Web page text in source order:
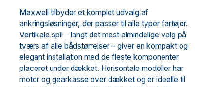
Maxwell tilbyder et komplet udvalg af
ankringsløsninger, der passer til alle typer fartøjer.
Vertikale spil – langt det mest almindelige valg på
tværs af alle bådstørrelser – giver en kompakt og
elegant installation med de fleste komponenter
placeret under dækket. Horisontale modeller har
motor og gearkasse over dækket og er ideelle til